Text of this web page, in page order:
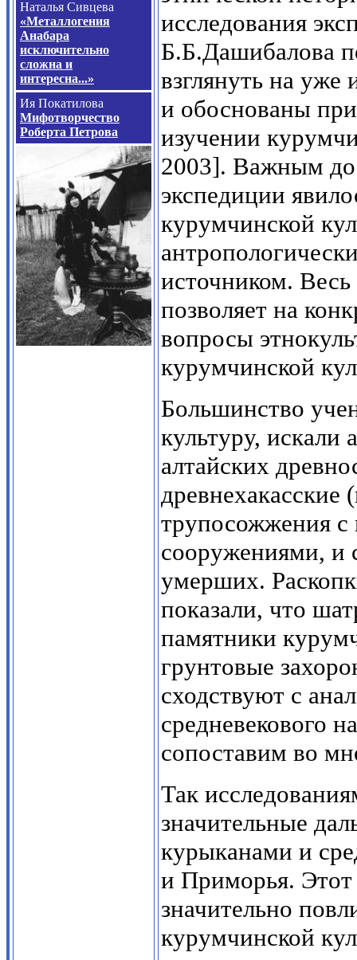
Наталья Сивцева
«Металлогения
Анабара
исключительно
сложна и
интересна...»
Ия Покатилова
Мифотворчество
Роберта Петрова
исследования
Б.Б.Дашибалова
взглянуть на
и обоснованы
изучении
2003]. Важным
экспедиции
курумчинской
источником.
позволяет на
вопросы
курумчинской
Большинство
культуру, искали
алтайских
древнехакасские
трупосожжения
сооружениями, и
умерших.
показали, что
памятники
грунтовые
сходствуют с
средневекового
сопоставим во
Так
значительные
курыканами и
и Приморья. Этот
значительно
курумчинской